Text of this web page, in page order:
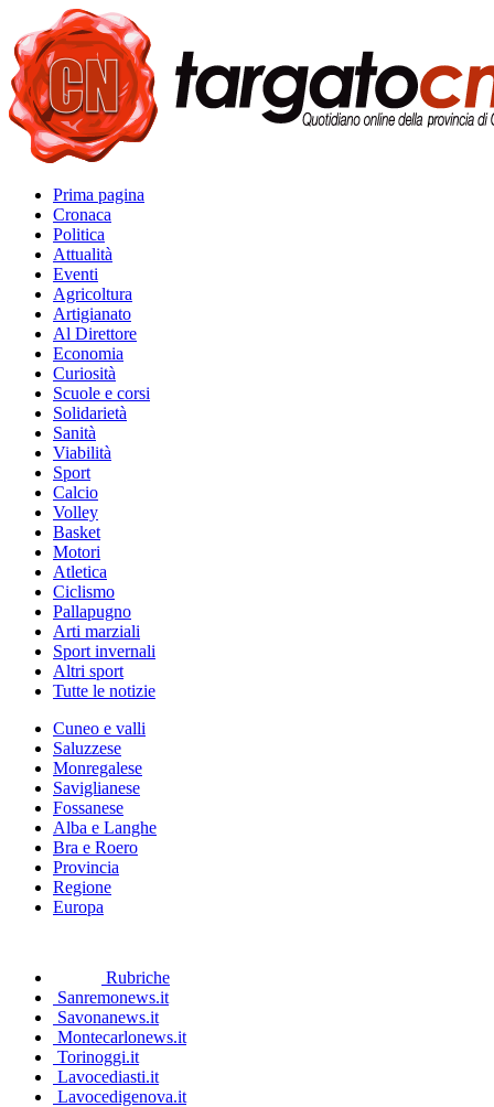
Prima pagina
Cronaca
Politica
Attualità
Eventi
Agricoltura
Artigianato
Al Direttore
Economia
Curiosità
Scuole e corsi
Solidarietà
Sanità
Viabilità
Sport
Calcio
Volley
Basket
Motori
Atletica
Ciclismo
Pallapugno
Arti marziali
Sport invernali
Altri sport
Tutte le notizie
Cuneo e valli
Saluzzese
Monregalese
Saviglianese
Fossanese
Alba e Langhe
Bra e Roero
Provincia
Regione
Europa
Rubriche
Sanremonews.it
Savonanews.it
Montecarlonews.it
Torinoggi.it
Lavocediasti.it
Lavocedigenova.it